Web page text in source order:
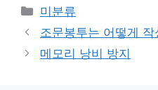
Categories
미분류
조문봉투는 어떻게
메모리 낭비 방지